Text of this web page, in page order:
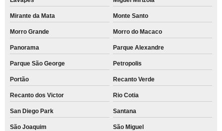
Mirante da Mata Monte Santo
Morro Grande Morro do Macaco
Panorama Parque Alexandre
Parque São George Petropolis
Portão Recanto Verde
Recanto dos Victor Rio Cotia
San Diego Park Santana
São Joaquim
São Miguel